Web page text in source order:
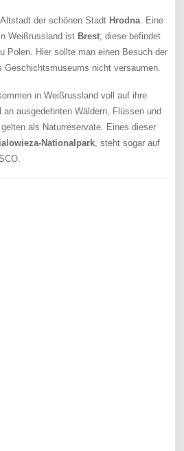
der schönen Stadt Hrodna. Eine
Weißrussland ist Brest; diese befindet
Polen. Hier sollte man einen Besuch der
Geschichtsmuseums nicht versäumen.
in Weißrussland voll auf ihre
ausgedehnten Wäldern, Flüssen und
als Naturreservate. Eines dieser
Nationalpark , steht sogar auf